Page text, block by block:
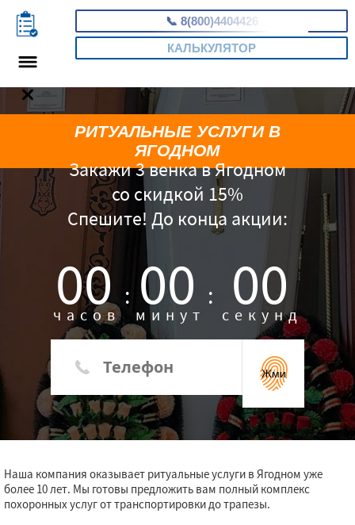
📞 8(800)4404426
КАЛЬКУЛЯТОР
Закажи 3 венка в Ягодном
со скидкой 15%
Спешите! До конца акции:
00 :
часов 00 :
минут 00
секунд
Жми
РИТУАЛЬНЫЕ УСЛУГИ В
ЯГОДНОМ
Наша компания оказывает ритуальные услуги в Ягодном уже
более 10 лет. Мы готовы предложить вам полный комплекс
похоронных услуг от транспортировки до трапезы.